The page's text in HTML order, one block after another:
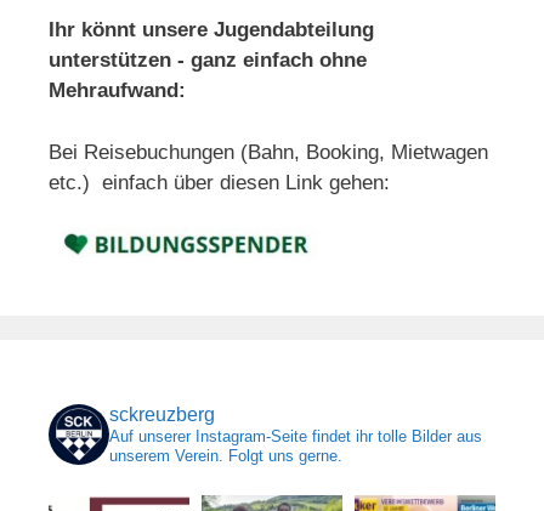
Ihr könnt unsere Jugendabteilung
unterstützen - ganz einfach ohne
Mehraufwand:
Bei Reisebuchungen (Bahn, Booking, Mietwagen
etc.) einfach über diesen Link gehen:
sckreuzberg
Auf unserer Instagram-Seite findet ihr tolle Bilder aus
unserem Verein. Folgt uns gerne.